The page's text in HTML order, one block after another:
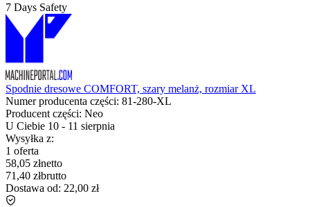
7 Days Safety
Spodnie dresowe COMFORT, szary melanż, rozmiar XL
Numer producenta części: 81-280-XL
Producent części: Neo
U Ciebie 10 - 11 sierpnia
Wysyłka z:
1 oferta
58,05 złnetto
71,40 złbrutto
Dostawa od: 22,00 zł